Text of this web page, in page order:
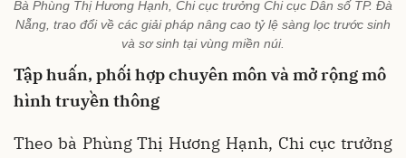
Bà Phùng Thị Hương Hạnh, Chi cục trưởng Chi cục Dân số TP. Đà
Nẵng, trao đổi về các giải pháp nâng cao tỷ lệ sàng lọc trước sinh
và sơ sinh tại vùng miền núi.
Tập huấn, phối hợp chuyên môn và mở rộng mô
hình truyền thông
Theo bà Phùng Thị Hương Hạnh, Chi cục trưởng